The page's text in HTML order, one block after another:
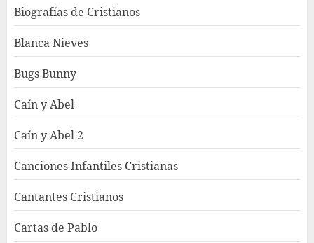
Biografías de Cristianos
Blanca Nieves
Bugs Bunny
Caín y Abel
Caín y Abel 2
Canciones Infantiles Cristianas
Cantantes Cristianos
Cartas de Pablo